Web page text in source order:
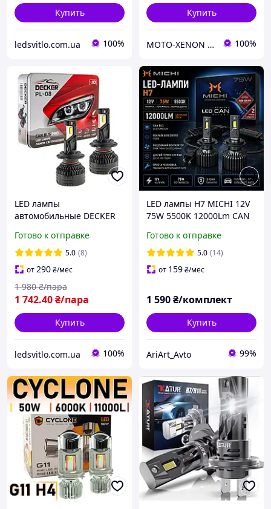
Купить
ledsvitlo.com.ua 100%
Купить
MOTO-XENON интернет-магазин автосвета 100%
LED лампы
автомобильные DECKER
13000Lm 5000K CANBUS
(комплект 2шт)
Готово к отправке
5.0 (8)
от290₴/мес
1 742.40₴/пара
1 980 ₴/пара
Купить
ledsvitlo.com.ua 100%
LED лампы H7 MICHI 12V
75W 5500K 12000Lm CAN
Готово к отправке
5.0 (14)
от 159₴/мес
1 590₴/комплект
Купить
AriArt_Avto 99%